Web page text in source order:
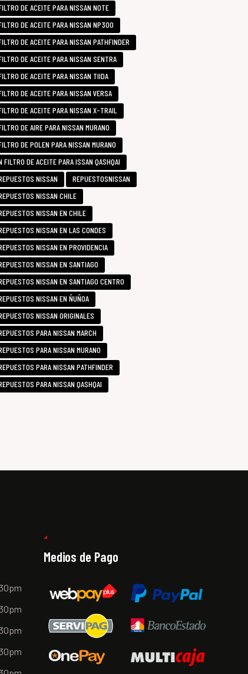
DE ACEITE PARA NISSAN NOTE
DE ACEITE PARA NISSAN NP300
DE ACEITE PARA NISSAN PATHFINDER
DE ACEITE PARA NISSAN SENTRA
DE ACEITE PARA NISSAN TIIDA
DE ACEITE PARA NISSAN VERSA
DE ACEITE PARA NISSAN X-TRAIL
DE AIRE PARA NISSAN MURANO
DE POLEN PARA NISSAN MURANO
FILTRO DE ACEITE PARA ISSAN QASHQAI
NISSAN
REPUESTOSNISSAN
NISSAN CHILE
NISSAN EN CHILE
NISSAN EN LAS CONDES
NISSAN EN PROVIDENCIA
NISSAN EN SANTIAGO
NISSAN EN SANTIAGO CENTRO
NISSAN EN ÑUÑOA
NISSAN ORIGINALES
PARA NISSAN MARCH
PARA NISSAN MURANO
PARA NISSAN PATHFINDER
PARA NISSAN QASHQAI
Medios de Pago